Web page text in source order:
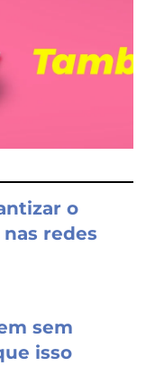
o
redes
sem
isso